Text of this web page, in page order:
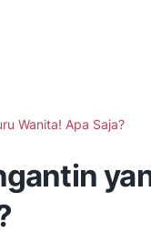
Wanita! Apa Saja?